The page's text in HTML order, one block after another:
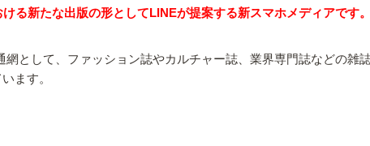
る新たな出版の形としてLINEが提案する新スマホメディアです。
として、ファッション誌やカルチャー誌、業界専門誌などの
ます。